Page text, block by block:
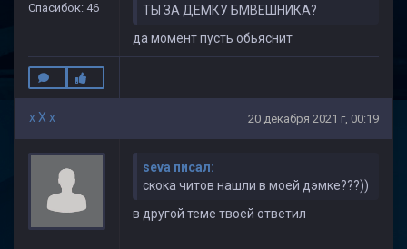
Спасибок: 46
ТЫ ЗА ДЕМКУ БМВЕШНИКА?
да момент пусть обьяснит
x X x 20 декабря 2021 г, 00:19
seva писал:
скока читов нашли в моей дэмке???))
в другой теме твоей ответил